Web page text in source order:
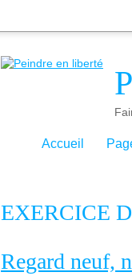
Accueil
EXERCICE
Regard neuf,